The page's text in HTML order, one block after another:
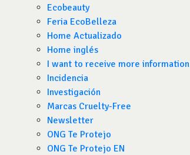
Ecobeauty
Feria EcoBelleza
Home Actualizado
Home inglés
I want to receive more information
Incidencia
Investigación
Marcas Cruelty-Free
Newsletter
ONG Te Protejo
ONG Te Protejo EN